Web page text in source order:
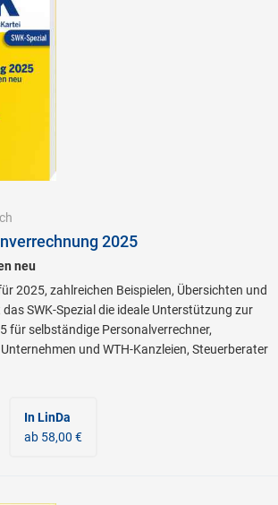
2025
neu
2025, zahlreichen Beispielen, Übersichten und
SWK-Spezial die ideale Unterstützung zur
für selbständige Personalverrechner,
und WTH-Kanzleien, Steuerberater
In LinDa
ab 58,00 €